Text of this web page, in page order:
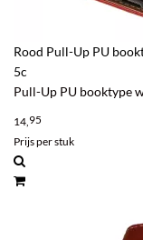
Rood Pull-Up PU
5c
Pull-Up PU booktype
14,95
Prijs per stuk